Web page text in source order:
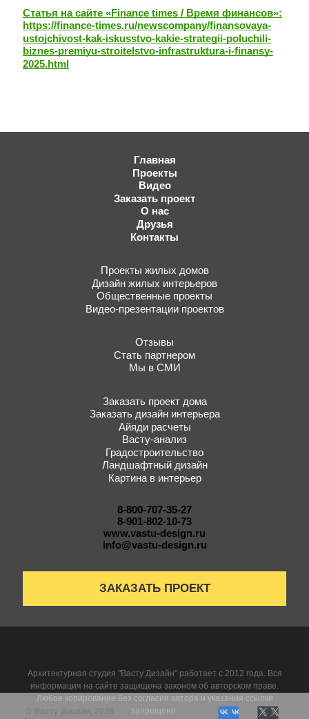
Статья на сайте «Finance times / Время финансов»:
https://finance-times.ru/newscompany/finansovaya-
ustojchivost-kak-iskusstvo-kakie-strategii-poluchili-
biznes-premiyu-stroitelstvo-infrastruktura-i-finansy-
2025.html
Главная
Проекты
Видео
Заказать проект
О нас
Друзья
Контакты
Проекты жилых домов
Дизайн жилых интерьеров
Общественные проекты
Видео-презентации проектов
Отзывы
Стать партнером
Мы в СМИ
Заказать проект дома
Заказать дизайн интерьера
Айяди расчеты
Васту-анализ
Градостроительство
Ландшафтный дизайн
Картина в интерьер
8-800-707-35-27
8-901-802-10-73
www.vastu-design.ru
info@vastu-design.ru
ЗАКАЗАТЬ ПРОЕКТ
Архитектурная студия "Васту Дизайн" работает с 2012 года. Вся
информация на сайте защищена законом об авторском праве.
Любое копирование без согласия автора и указания ссылки
запрещено.